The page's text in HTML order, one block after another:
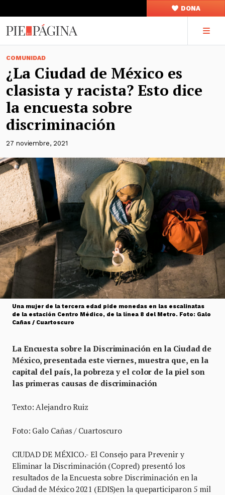
DONA
COMUNIDAD
¿La Ciudad de México es
clasista y racista? Esto dice
la encuesta sobre
discriminación
27 noviembre, 2021
Una mujer de la tercera edad pide monedas en las escalinatas
de la estación Centro Médico, de la línea 8 del Metro. Foto: Galo
Cañas / Cuartoscuro
La Encuesta sobre la Discriminación en la Ciudad de
México, presentada este viernes, muestra que, en la
capital del país, la pobreza y el color de la piel son
las primeras causas de discriminación
Texto: Alejandro Ruiz
Foto: Galo Cañas / Cuartoscuro
CIUDAD DE MÉXICO.- El Consejo para Prevenir y
Eliminar la Discriminación (Copred) presentó los
resultados de la Encuesta sobre Discriminación en la
Ciudad de México 2021 (EDIS)en la queparticiparon 5 mil